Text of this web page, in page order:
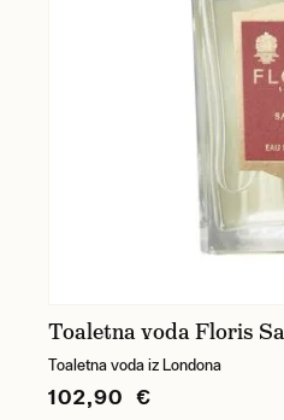
Toaletna voda Floris
Toaletna voda iz Londona
102,90 €